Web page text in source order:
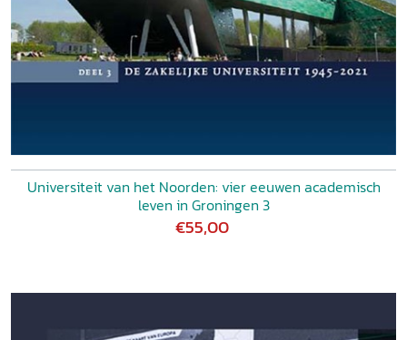
Universiteit van het Noorden: vier eeuwen academisch
leven in Groningen 3
€55,00